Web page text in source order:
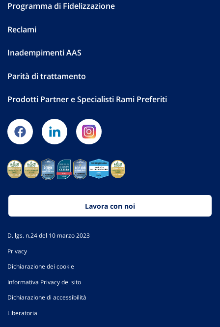
Programma di Fidelizzazione
Reclami
Inadempimenti AAS
Parità di trattamento
Prodotti Partner e Specialisti Rami Preferiti
Lavora con noi
D. lgs. n.24 del 10 marzo 2023
Privacy
Dichiarazione dei cookie
Informativa Privacy del sito
Dichiarazione di accessibilità
Liberatoria